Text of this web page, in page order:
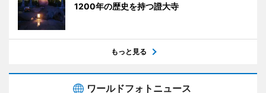
1200年の歴史を持つ證大寺
もっと見る
ワールドフォトニュース